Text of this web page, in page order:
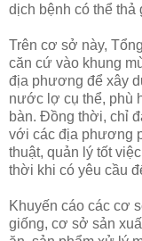
dịch bệnh có thể thả
Trên cơ sở này,
căn cứ vào khung
địa phương để xây
nước lợ cụ thể, phù
bàn. Đồng thời, chỉ
với các địa phương
thuật, quản lý tốt
thời khi có yêu cầu
Khuyến cáo các cơ
giống, cơ sở sản